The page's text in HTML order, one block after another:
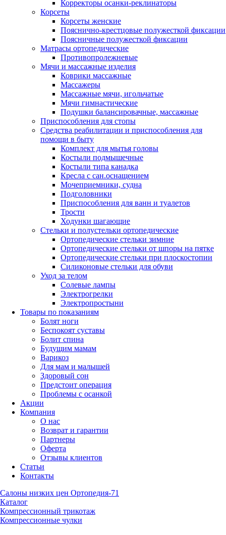
Корректоры осанки-реклинаторы
Корсеты
Корсеты женские
Пояснично-крестцовые полужесткой фиксации
Поясничные полужесткой фиксации
Матрасы ортопедические
Противопролежневые
Мячи и массажные изделия
Коврики массажные
Массажеры
Массажные мячи, игольчатые
Мячи гимнастические
Подушки балансировачные, массажные
Приспособления для стопы
Средства реабилитации и приспособления для
помощи в быту
Комплект для мытья головы
Костыли подмышечные
Костыли типа канадка
Кресла с сан.оснащением
Мочеприемники, судна
Подголовники
Приспособления для ванн и туалетов
Трости
Ходунки шагающие
Стельки и полустельки ортопедические
Ортопедические стельки зимние
Ортопедические стельки от шпоры на пятке
Ортопедические стельки при плоскостопии
Силиконовые стельки для обуви
Уход за телом
Солевые лампы
Электрогрелки
Электропростыни
Товары по показаниям
Болят ноги
Беспокоят суставы
Болит спина
Будущим мамам
Варикоз
Для мам и малышей
Здоровый сон
Предстоит операция
Проблемы с осанкой
Акции
Компания
О нас
Возврат и гарантии
Партнеры
Оферта
Отзывы клиентов
Статьи
Контакты
Салоны низких цен Ортопедия-71
Каталог
Компрессионный трикотаж
Компрессионные чулки